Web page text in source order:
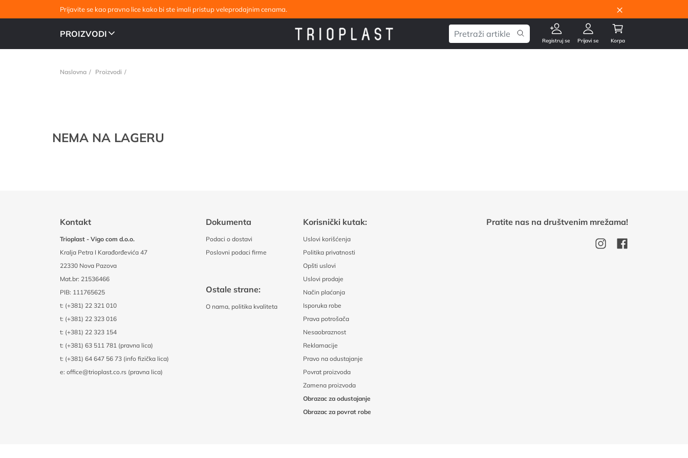
Prijavite se kao pravno lice kako bi ste imali pristup veleprodajnim cenama. ×
PROIZVODI
Registruj se Prijavi se Korpa
Naslovna Proizvodi
NEMA NA LAGERU
Kontakt
Trioplast - Vigo com d.o.o.
Kralja Petra I Karađorđevića 47
22330 Nova Pazova
Mat.br: 21536466
PIB: 111765625
t: (+381) 22 321 010
t: (+381) 22 323 016
t: (+381) 22 323 154
t: (+381) 63 511 781 (pravna lica)
t: (+381) 64 647 56 73 (info fizička lica)
e: office@trioplast.co.rs (pravna lica)
Dokumenta
Podaci o dostavi
Poslovni podaci firme
Ostale strane:
O nama, politika kvaliteta
Korisnički kutak:
Uslovi korišćenja
Politika privatnosti
Opšti uslovi
Uslovi prodaje
Način plaćanja
Isporuka robe
Prava potrošača
Nesaobraznost
Reklamacije
Pravo na odustajanje
Povrat proizvoda
Zamena proizvoda
Obrazac za odustajanje
Obrazac za povrat robe
Pratite nas na društvenim mrežama!